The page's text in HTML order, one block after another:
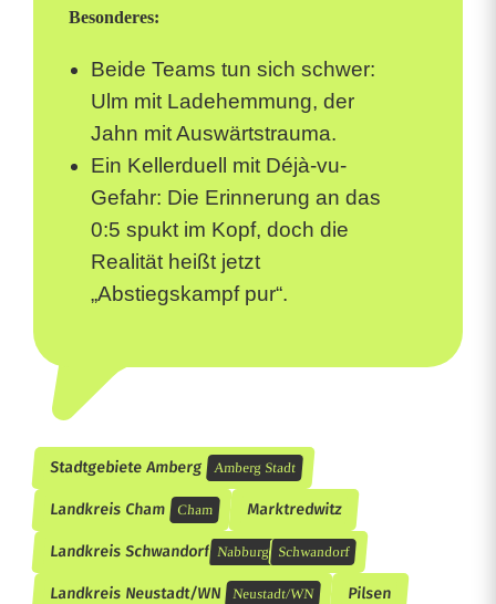
Besonderes:
Beide Teams tun sich schwer:
Ulm mit Ladehemmung, der
Jahn mit Auswärtstrauma.
Ein Kellerduell mit Déjà-vu-
Gefahr: Die Erinnerung an das
0:5 spukt im Kopf, doch die
Realität heißt jetzt
„Abstiegskampf pur“.
Stadtgebiete Amberg Amberg Stadt
Landkreis Cham Cham Marktredwitz
Landkreis Schwandorf Nabburg Schwandorf
Landkreis Neustadt/WN Neustadt/WN Pilsen